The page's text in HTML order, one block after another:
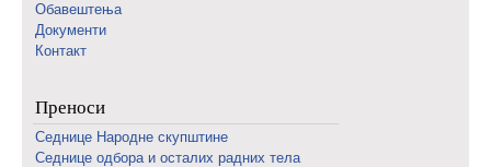
Обавештења
Документи
Контакт
Преноси
Седнице Народне скупштине
Седнице одбора и осталих радних тела